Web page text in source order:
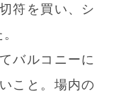
符を買い、シ
バルコニーに
こと。場内の